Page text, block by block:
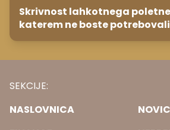
Skrivnost lahkotnega
katerem ne boste potrebovali
popoldanskega spanca
SEKCIJE:
NASLOVNICA